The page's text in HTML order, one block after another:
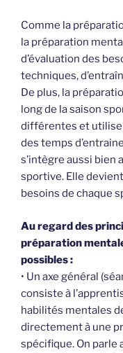
Comme la
la préparation
d’évaluation des
techniques,
De plus, la
long de la saison
différentes et
des temps
s’intègre aussi bien
sportive. Elle
besoins de chaque
Au regard des
préparation
possibles :
• Un axe général
consiste à
habilités mentales
directement à une
spécifique. On parle